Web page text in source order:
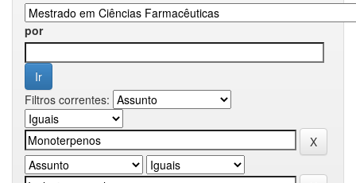
por
Filtros correntes: